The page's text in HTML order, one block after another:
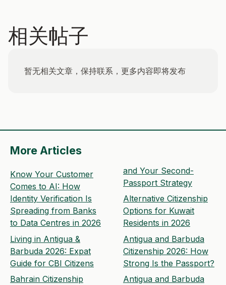
相关帖子
暂无相关文章，保持联系，更多内容即将发布
More Articles
Know Your Customer
Comes to AI: How
Identity Verification Is
Spreading from Banks
to Data Centres in 2026
Living in Antigua &
Barbuda 2026: Expat
Guide for CBI Citizens
Bahrain Citizenship
and Your Second-
Passport Strategy
Alternative Citizenship
Options for Kuwait
Residents in 2026
Antigua and Barbuda
Citizenship 2026: How
Strong Is the Passport?
Antigua and Barbuda